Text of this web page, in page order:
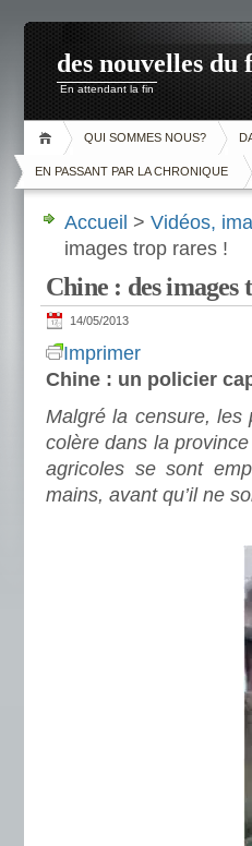
des nouvelles du
En attendant la fin
QUI SOMMES NOUS?
EN PASSANT PAR LA CHRONIQUE
Accueil > Vidéos,
images trop rares !
Chine : des images
14/05/2013
Imprimer
Chine : un policier
Malgré la censure, les
colère dans la
agricoles se sont
mains, avant qu’il ne